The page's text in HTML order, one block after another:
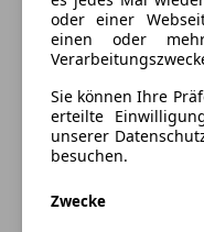
oder einer
einen oder
Sie können Ihre
erteilte
unserer
besuchen.
Zwecke